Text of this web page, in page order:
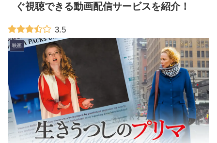
ぐ視聴できる動画配信サービスを紹介！
3.5
映画